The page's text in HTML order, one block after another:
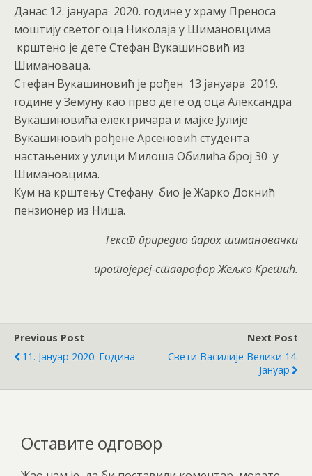
Данас 12. јануара 2020. године у храму Преноса
моштију светог оца Николаја у Шимановцима
крштено је дете Стефан Вукашиновић из
Шимановаца.
Стефан Вукашиновић је рођен 13 јануара 2019.
године у Земуну као прво дете од оца Александра
Вукашиновића електричара и мајке Јулије
Вукашиновић рођене Арсеновић студента
настањених у улици Милоша Обилића број 30 у
Шимановцима.
Кум на крштењу Стефану био је Жарко Докнић
пензионер из Ниша.
Текст приредио парох шимановачки
протојереј-ставрофорЖељко Кретић.
Previous Post
11. Јануар 2020. Година
Next Post
Свети Василије Велики 14.
Јануар
Оставите одговор